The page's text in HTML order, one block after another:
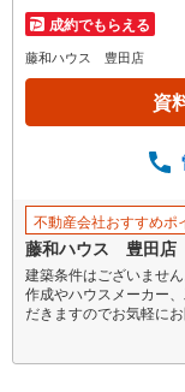
マ
イ
ペ
ジ
存
す
る
成約でもらえる
藤和ハウス 豊田店
資
不動産会社おすすめポ
藤和ハウス 豊田店
建築条件はございませ
作成やハウスメーカー
だきますのでお気軽にお